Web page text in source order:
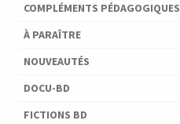
COMPLÉMENTS PÉDAGOGIQUES
À PARAÎTRE
NOUVEAUTÉS
DOCU-BD
FICTIONS BD